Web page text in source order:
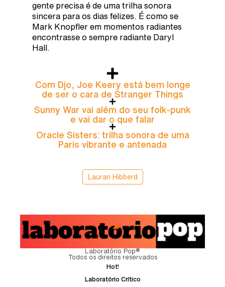
gente precisa é de uma trilha sonora
sincera para os dias felizes. É como se
Mark Knopfler em momentos radiantes
encontrasse o sempre radiante Daryl
Hall.
Com Djo, Joe Keery está bem longe
de ser o cara de Stranger Things
Sunny War vai além do seu folk-punk
e vai dar o que falar
Oracle Sisters: trilha sonora de uma
Paris vibrante e antenada
Lauran Hibberd
Laboratório Pop®
Todos os direitos reservados
Hot!
Laboratório Crítico